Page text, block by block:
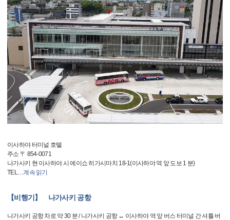
이사하야 터미널 호텔
주소 〒 854-0071
나가사키 현 이사하야 시 에이쇼 히가시마치 18-1(이사하야 역 앞 도보 1 분)
TEL…계속 읽기
【비행기】 나가사키 공항
나가사키 공항 차로 약 30 분 / 나가사키 공항 ↔ 이사하야 역 앞 버스 터미널 간 셔틀 버